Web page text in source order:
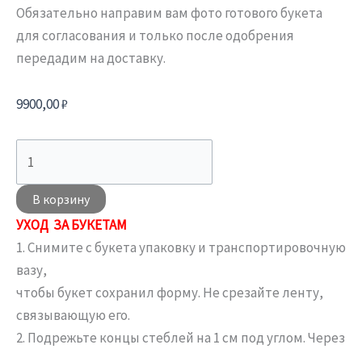
Обязательно направим вам фото готового букета
для согласования и только после одобрения
передадим на доставку.
9900,00₽
В корзину
УХОД ЗА БУКЕТАМ
1. Снимите с букета упаковку и транспортировочную
вазу,
чтобы букет сохранил форму. Не срезайте ленту,
связывающую его.
2. Подрежьте концы стеблей на 1 см под углом. Через